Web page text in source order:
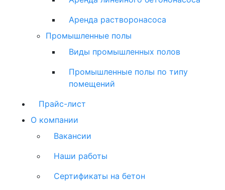
Аренда растворонасоса
Промышленные полы
Виды промышленных полов
Промышленные полы по типу
помещений
Прайс-лист
О компании
Вакансии
Наши работы
Сертификаты на бетон